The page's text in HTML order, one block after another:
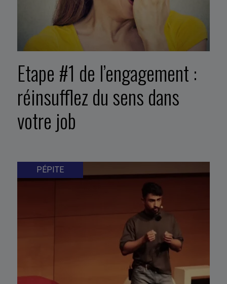
Etape #1 de l’engagement :
réinsufflez du sens dans
votre job
PÉPITE